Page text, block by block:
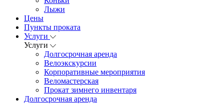
Лыжи
Цены
Пункты проката
Услуги
Услуги
Долгосрочная аренда
Велоэкскурсии
Корпоративные мероприятия
Веломастерская
Прокат зимнего инвентаря
Долгосрочная аренда